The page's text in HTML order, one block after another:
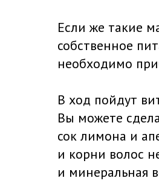
Если же такие
собственное
необходимо
В ход пойдут
Вы можете
сок лимона и
и корни волос
и минеральная